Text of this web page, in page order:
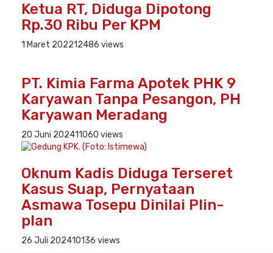
Ketua RT, Diduga Dipotong
Rp.30 Ribu Per KPM
1 Maret 202212486 views
PT. Kimia Farma Apotek PHK 9
Karyawan Tanpa Pesangon, PH
Karyawan Meradang
20 Juni 202411060 views
Oknum Kadis Diduga Terseret
Kasus Suap, Pernyataan
Asmawa Tosepu Dinilai Plin-
plan
26 Juli 202410136 views